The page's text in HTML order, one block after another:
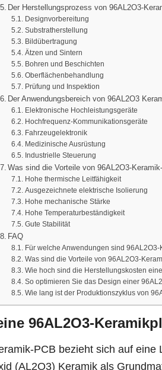
Der Herstellungsprozess von 96AL2O3-
Designvorbereitung
Substratherstellung
Bildübertragung
Ätzen und Sintern
Bohren und Beschichten
Oberflächenbehandlung
Prüfung und Inspektion
Der Anwendungsbereich von 96AL2O3
Elektronische Hochleistungsgeräte
Hochfrequenz-Kommunikationsgeräte
Fahrzeugelektronik
Medizinische Ausrüstung
Industrielle Steuerung
Was sind die Vorteile von 96AL2O3-
Hohe thermische Leitfähigkeit
Ausgezeichnete elektrische Isolierung
Hohe mechanische Stärke
Hohe Temperaturbeständigkeit
Gute Stabilität
FAQ
Für welche Anwendungen sind
Was sind die Vorteile von 96AL2O3-
Wie hoch sind die Herstellungskosten
So optimieren Sie das Design einer
Wie lang ist der Produktionszyklus von
96AL2O3-
PCB bezieht sich auf
(AL2O3) Keramik als